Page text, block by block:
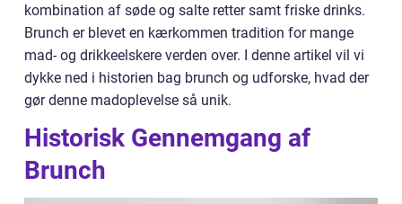
kombination af søde og salte retter samt friske drinks.
Brunch er blevet en kærkommen tradition for mange
mad- og drikkeelskere verden over. I denne artikel vil vi
dykke ned i historien bag brunch og udforske, hvad der
gør denne madoplevelse så unik.
Historisk Gennemgang af
Brunch